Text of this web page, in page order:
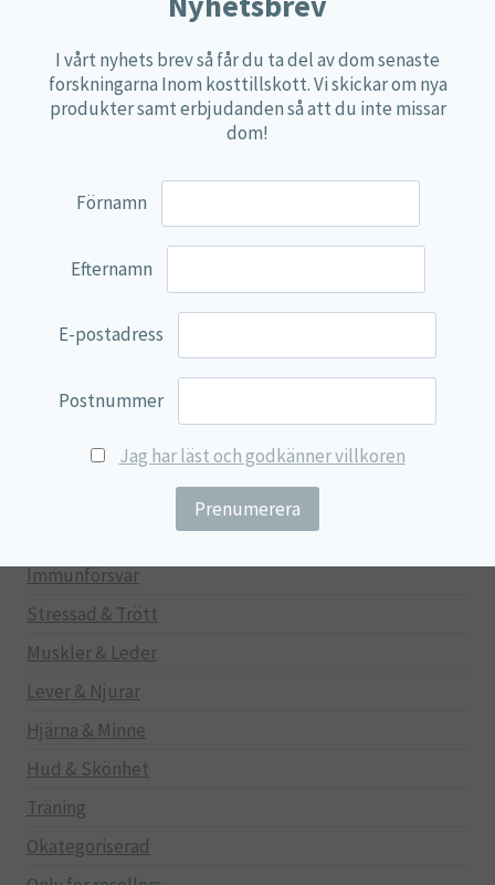
100% Natural
EVP Nutrition
Lamberts
Kenkou Selfcare
Immunförsvar
Stressad & Trött
Muskler & Leder
Lever & Njurar
Hjärna & Minne
Hud & Skönhet
Träning
Okategoriserad
I vårt nyhets brev så får du ta del av dom senaste
forskningarna Inom kosttillskott. Vi skickar om nya
produkter samt erbjudanden så att du inte missar
dom!
Förnamn
Efternamn
E-postadress
Postnummer
Jag har läst och godkänner villkoren